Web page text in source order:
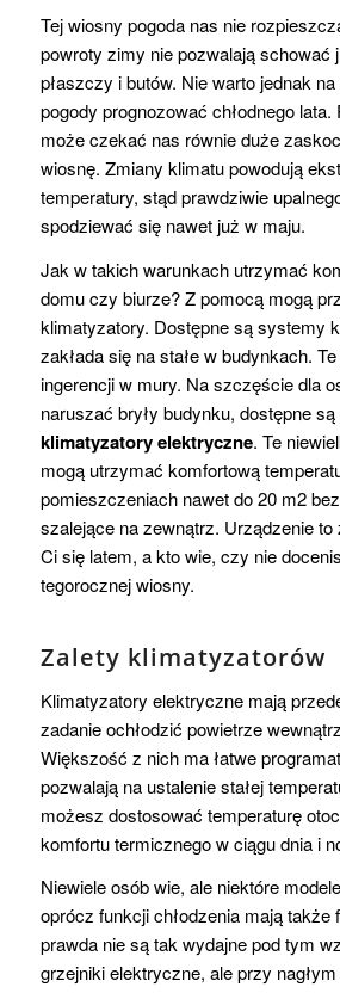
Tej wiosny pogoda nas nie
powroty zimy nie pozwalają schować
płaszczy i butów. Nie warto jednak
pogody prognozować chłodnego
może czekać nas równie duże
wiosnę. Zmiany klimatu powodują
temperatury, stąd prawdziwie
spodziewać się nawet już w maju.
Jak w takich warunkach utrzymać
domu czy biurze? Z pomocą mogą
klimatyzatory. Dostępne są systemy
zakłada się na stałe w budynkach.
ingerencji w mury. Na szczęście dla
naruszać bryły budynku, dostępne
klimatyzatory elektryczne. Te
mogą utrzymać komfortową
pomieszczeniach nawet do 20 m2
szalejące na zewnątrz. Urządzenie
Ci się latem, a kto wie, czy nie
tegorocznej wiosny.
Zalety klimatyzatorów
Klimatyzatory elektryczne mają
zadanie ochłodzić powietrze
Większość z nich ma łatwe
pozwalają na ustalenie stałej
możesz dostosować temperaturę
komfortu termicznego w ciągu dnia i
Niewiele osób wie, ale niektóre
oprócz funkcji chłodzenia mają także
prawda nie są tak wydajne pod tym
grzejniki elektryczne, ale przy nagłym